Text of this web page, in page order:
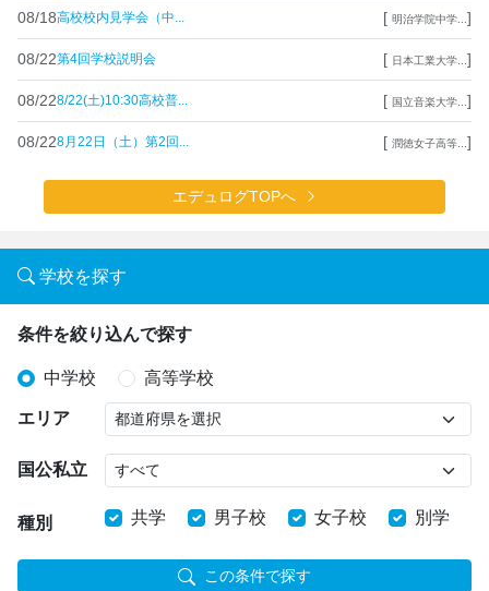
08/18高校校内見学会（中... [ 明治学院中学... ]
08/22第4回学校説明会 [ 日本工業大学... ]
08/228/22(土)10:30高校普... [ 国立音楽大学... ]
08/228月22日（土）第2回... [ 潤徳女子高等... ]
エデュログTOPへ
学校を探す
条件を絞り込んで探す
中学校 高等学校
エリア
国公私立
種別 共学 男子校 女子校 別学
この条件で探す